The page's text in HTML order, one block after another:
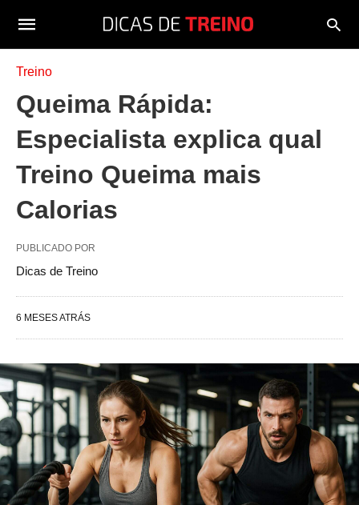
Treino
Queima Rápida:
Especialista explica qual
Treino Queima mais
Calorias
PUBLICADO POR
Dicas de Treino
6 MESES ATRÁS